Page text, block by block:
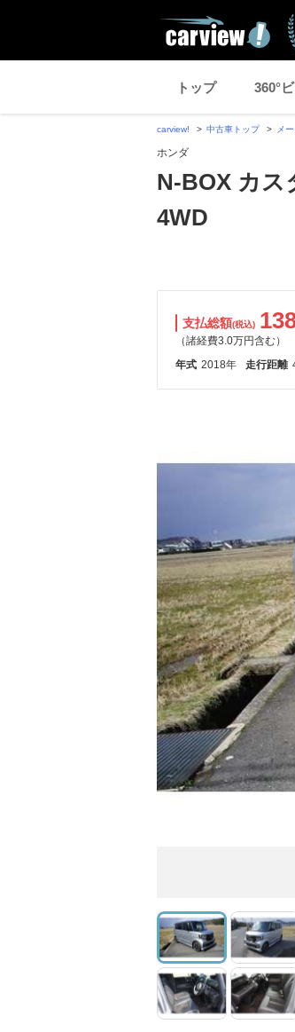
トップ 360°
carview! 中古車トップ メ
ホンダ
N-BOX カス
4WD
支払総額(税込)
（諸経費3.0万円含む）
年式 2018年 走行距離